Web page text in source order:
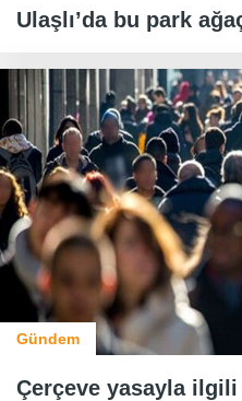
Ulaşlı’da bu park
Gündem
Çerçeve yasayla